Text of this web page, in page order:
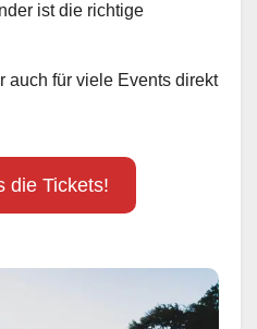
ist die richtige
auch für viele Events direkt
die Tickets!